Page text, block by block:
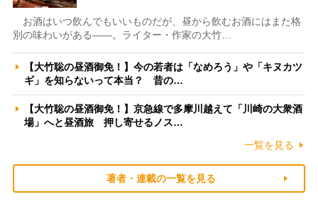
お酒はいつ飲んでもいいものだが、昼から飲むお酒にはまた格
別の味わいがある――。ライター・作家の大竹…
【大竹聡の昼酒御免！】今の若者は「なめろう」や「キヌカツ
ギ」を知らないって本当？ 昔の…
【大竹聡の昼酒御免！】京急線で多摩川越えて「川崎の大衆酒
場」へと昼酒旅 押し寄せるノス…
一覧を見る
著者・連載の一覧を見る